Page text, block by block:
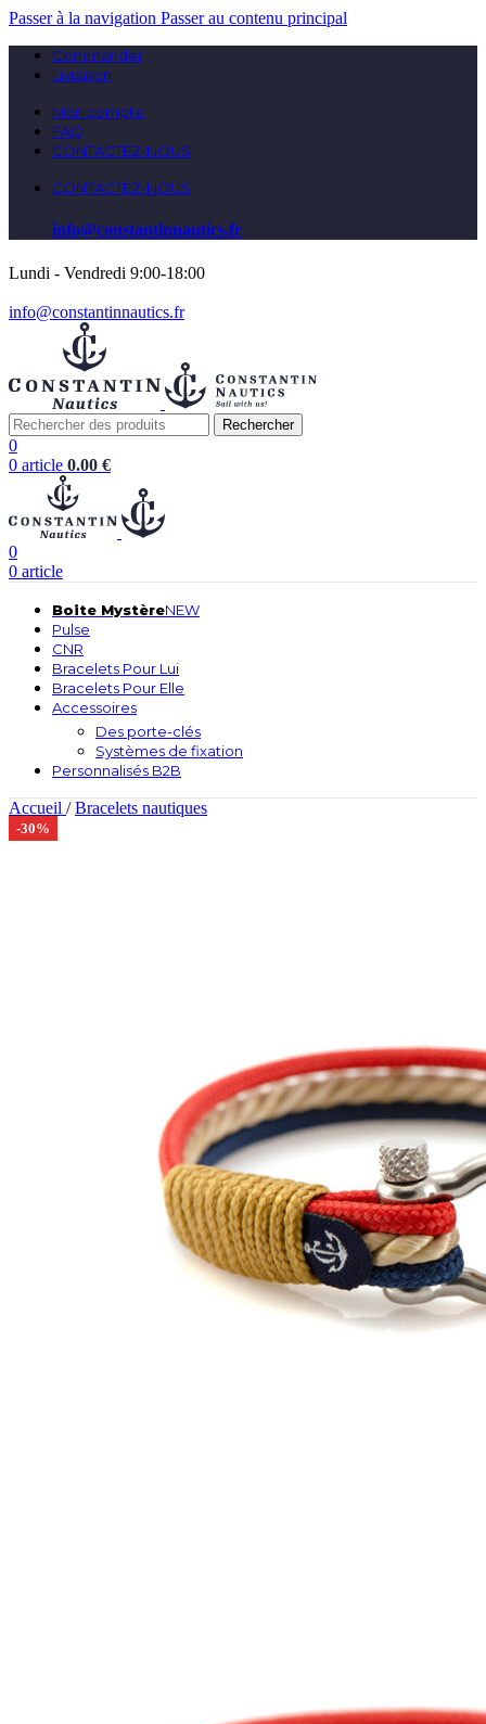
Passer à la navigation Passer au contenu principal
Commander
Livraison
Mon compte
FAQ
CONTACTEZ-NOUS
CONTACTEZ-NOUS
info@constantinnautics.fr
Lundi - Vendredi 9:00-18:00
info@constantinnautics.fr
Rechercher
0
0 article 0.00 €
0
0 article
Boite MystèreNEW
Pulse
CNR
Bracelets Pour Lui
Bracelets Pour Elle
Accessoires
Des porte-clés
Systèmes de fixation
Personnalisés B2B
Accueil / Bracelets nautiques
-30%